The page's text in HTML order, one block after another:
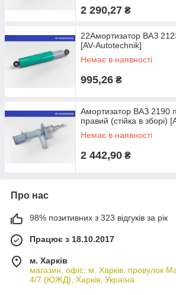
2 290,27 ₴
22Амортизатор ВАЗ
[AV-Autotechnik]
Немає в наявності
995,26 ₴
Амортизатор ВАЗ 2190
правий (стійка в зборі)
Немає в наявності
2 442,90 ₴
Про нас
98% позитивних з 323 відгуків за рік
Працює з 18.10.2017
м. Харків
магазин, офіс: м. Харків, провулок
4/7 (ЮЖД), Харків, Україна